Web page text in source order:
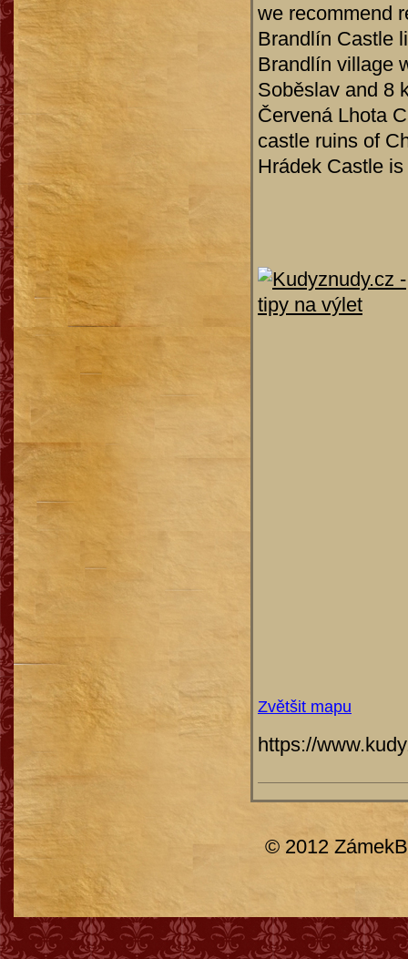
we recommend
Brandlín Castle
Brandlín village
Soběslav and 8
Červená Lhota
castle ruins of
Hrádek Castle
Zvětšit mapu
https://
© 2012